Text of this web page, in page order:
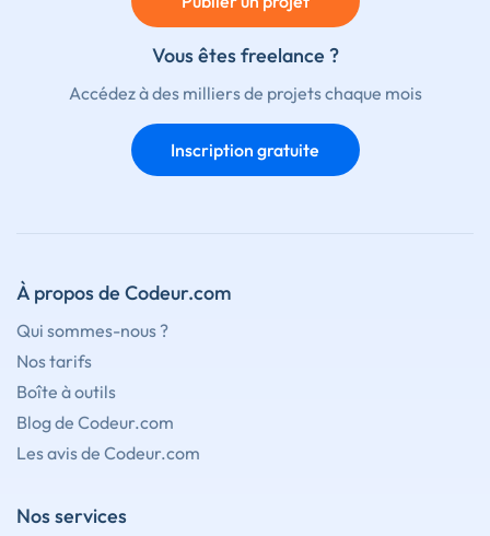
Vous êtes freelance ?
Accédez à des milliers de projets chaque mois
Inscription gratuite
À propos de Codeur.com
Qui sommes-nous ?
Nos tarifs
Boîte à outils
Blog de Codeur.com
Les avis de Codeur.com
Nos services